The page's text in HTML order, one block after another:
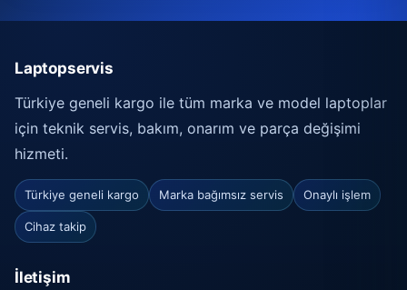
Laptopservis
Türkiye geneli kargo ile tüm marka ve model laptoplar
için teknik servis, bakım, onarım ve parça değişimi
hizmeti.
Türkiye geneli kargo Marka bağımsız servis Onaylı işlem
Cihaz takip
İletişim